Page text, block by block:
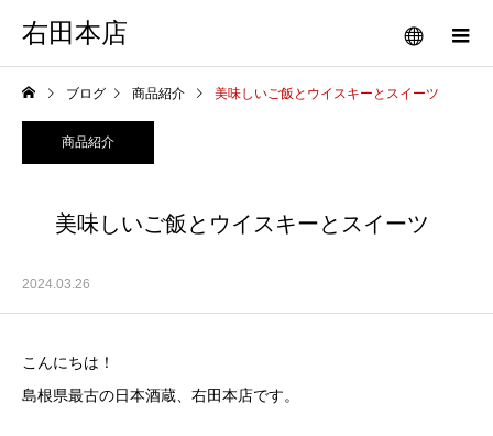
右田本店
ブログ 商品紹介 美味しいご飯とウイスキーとスイーツ
商品紹介
美味しいご飯とウイスキーとスイーツ
2024.03.26
こんにちは！
島根県最古の日本酒蔵、右田本店です。